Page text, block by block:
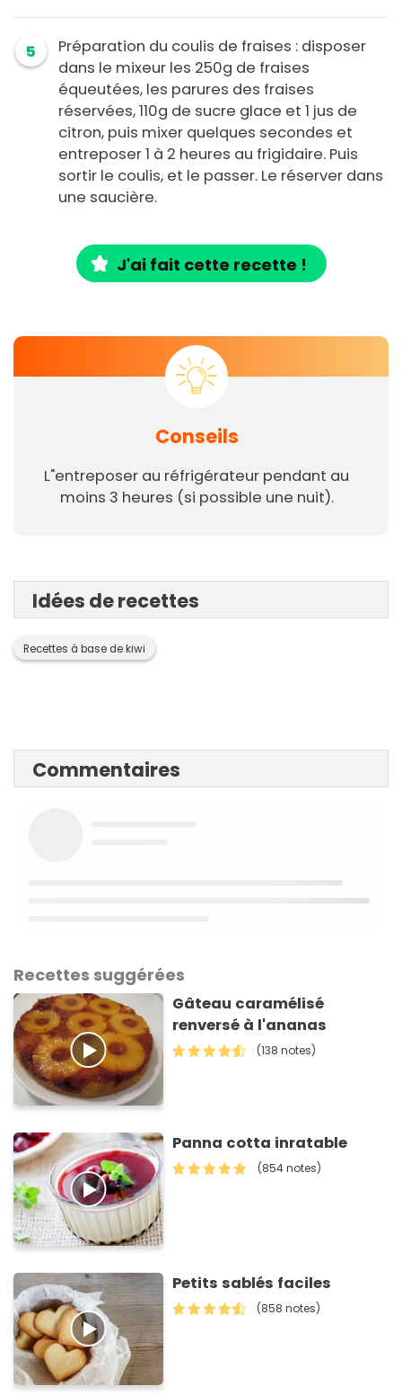
5
Préparation du coulis de fraises : disposer
dans le mixeur les 250g de fraises
équeutées, les parures des fraises
réservées, 110g de sucre glace et 1 jus de
citron, puis mixer quelques secondes et
entreposer 1 à 2 heures au frigidaire. Puis
sortir le coulis, et le passer. Le réserver dans
une saucière.
J'ai fait cette recette !
Conseils
L"entreposer au réfrigérateur pendant au
moins 3 heures (si possible une nuit).
Idées de recettes
Recettes à base de kiwi
Commentaires
Recettes suggérées
Gâteau caramélisé
renversé à l'ananas
(138 notes)
Panna cotta inratable
(854 notes)
Petits sablés faciles
(858 notes)